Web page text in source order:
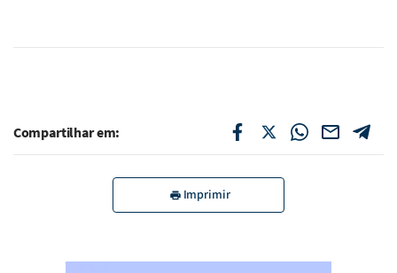
Compartilhar em:
Imprimir